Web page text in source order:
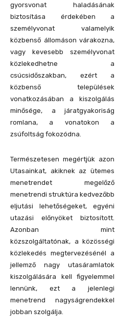
gyorsvonat haladásának
biztosítása érdekében a
személyvonat valamelyik
közbenső állomáson várakozna,
vagy kevesebb személyvonat
közlekedhetne a
csúcsidőszakban, ezért a
közbenső települések
vonatkozásában a kiszolgálás
minősége, a járatgyakoriság
romlana, a vonatokon a
zsúfoltság fokozódna.
Természetesen megértjük azon
Utasainkat, akiknek az ütemes
menetrendet megelőző
menetrendi struktúra kedvezőbb
eljutási lehetőségeket, egyéni
utazási előnyöket biztosított.
Azonban mint
közszolgáltatónak, a közösségi
közlekedés megtervezésénél a
jellemző nagy utasáramlatok
kiszolgálására kell figyelemmel
lennünk, ezt a jelenlegi
menetrend nagyságrendekkel
jobban szolgálja.